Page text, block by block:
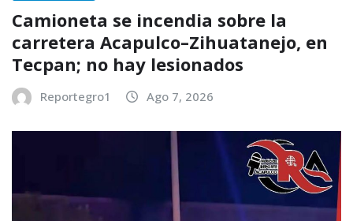
Camioneta se incendia sobre la
carretera Acapulco–Zihuatanejo, en
Tecpan; no hay lesionados
Reportegro1 Ago 7, 2026